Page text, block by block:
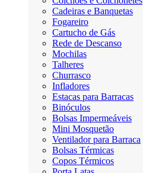
Cadeiras e Banquetas
Fogareiro
Cartucho de Gás
Rede de Descanso
Mochilas
Talheres
Churrasco
Infladores
Estacas para Barracas
Binóculos
Bolsas Impermeáveis
Mini Mosquetão
Ventilador para Barraca
Bolsas Térmicas
Copos Térmicos